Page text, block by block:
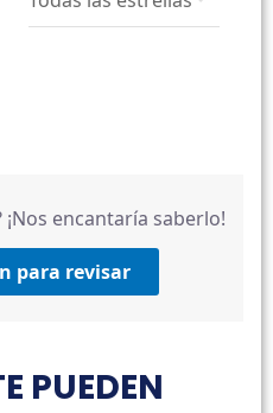
encantaría saberlo!
para revisar
PUEDEN